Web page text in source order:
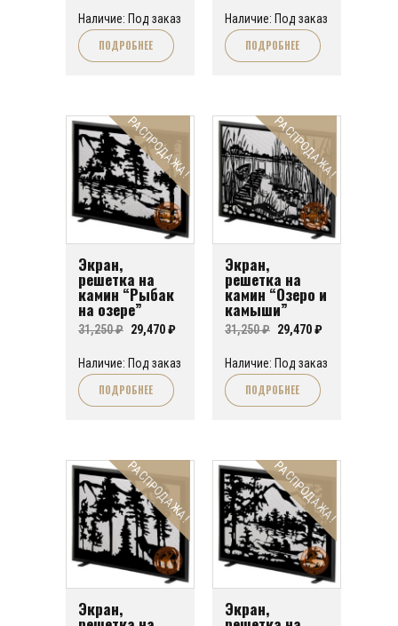
составляла
31,250 ₽.
29,470 ₽.
Наличие: Под заказ
ПОДРОБНЕЕ
составляла
31,250 ₽.
29,470 ₽.
Наличие: Под заказ
ПОДРОБНЕЕ
РАСПРОДАЖА!
Экран,
решетка на
камин “Рыбак
на озере”
31,250₽ Первоначальная
составляла
31,250 ₽.
29,470₽Текущая
29,470 ₽.
Наличие: Под заказ
ПОДРОБНЕЕ
РАСПРОДАЖА!
Экран,
решетка на
камин “Озеро и
камыши”
31,250₽ Первоначальная
составляла
31,250 ₽.
29,470₽Текущая
29,470 ₽.
Наличие: Под заказ
ПОДРОБНЕЕ
РАСПРОДАЖА!
Экран,
РАСПРОДАЖА!
Экран,